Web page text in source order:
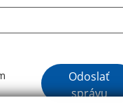
GoogleOdoslať
správu